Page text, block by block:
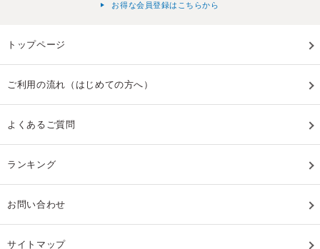
お得な会員登録はこちらから
トップページ
ご利用の流れ（はじめての方へ）
よくあるご質問
ランキング
お問い合わせ
サイトマップ